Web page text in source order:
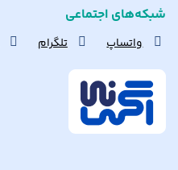
شبکه‌های اجتماعی
واتساپ تلگرام